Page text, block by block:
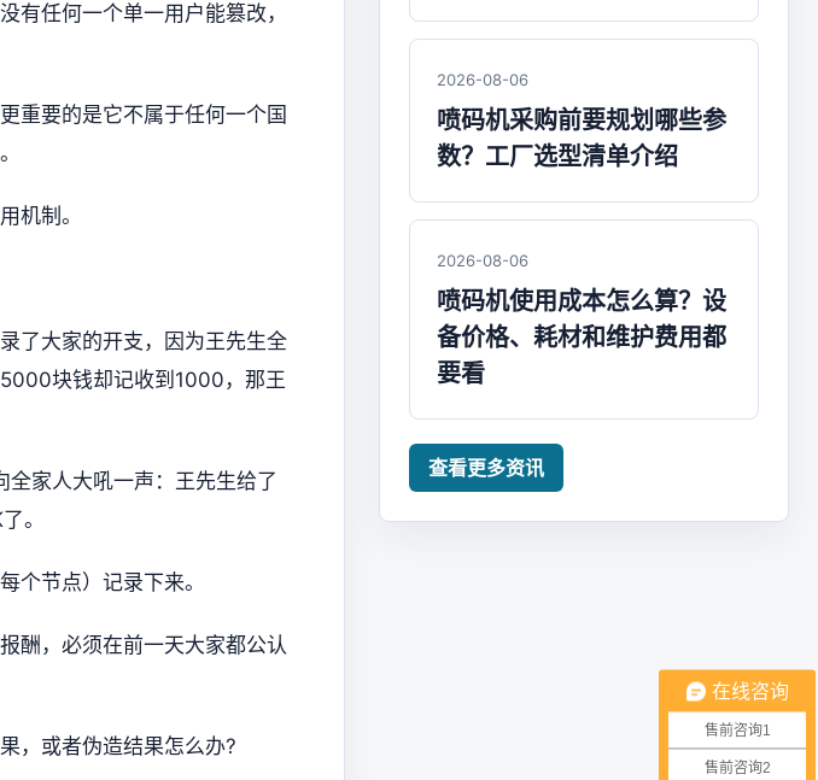
有任何一个单一用户能篡改，
重要的是它不属于任何一个国
机制。
了大家的开支，因为王先生全
块钱却记收到1000，那王
家人大吼一声：王先生给了
。
个节点）记录下来。
酬，必须在前一天大家都公认
，或者伪造结果怎么办?
2026-08-06
喷码机采购前要规划哪些参
数？工厂选型清单介绍
2026-08-06
喷码机使用成本怎么算？设
备价格、耗材和维护费用都
要看
查看更多资讯
在线咨询
售前咨询1
售前咨询2